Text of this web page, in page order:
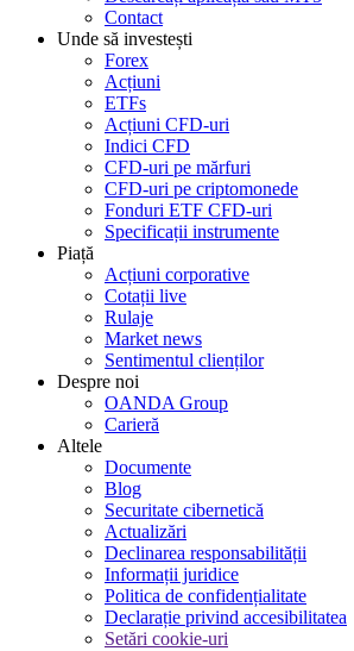
Contact
Unde să investești
Forex
Acțiuni
ETFs
Acțiuni CFD-uri
Indici CFD
CFD-uri pe mărfuri
CFD-uri pe criptomonede
Fonduri ETF CFD-uri
Specificații instrumente
Piață
Acțiuni corporative
Cotații live
Rulaje
Market news
Sentimentul clienților
Despre noi
OANDA Group
Carieră
Altele
Documente
Blog
Securitate cibernetică
Actualizări
Declinarea responsabilității
Informații juridice
Politica de confidențialitate
Declarație privind accesibilitatea
Setări cookie-uri